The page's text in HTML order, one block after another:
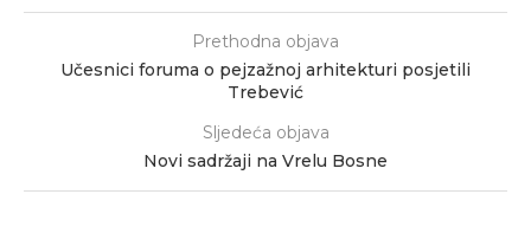
Prethodna objava
Učesnici foruma o pejzažnoj arhitekturi posjetili
Trebević
Sljedeća objava
Novi sadržaji na Vrelu Bosne